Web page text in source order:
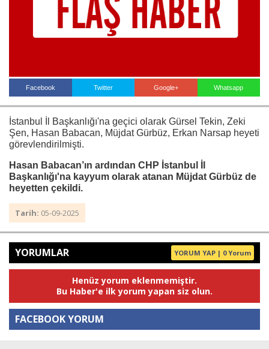
Facebook Twitter Google+ Whatsapp
İstanbul İl Başkanlığı'na geçici olarak Gürsel Tekin, Zeki
Şen, Hasan Babacan, Müjdat Gürbüz, Erkan Narsap heyeti
görevlendirilmişti.
Hasan Babacan’ın ardından CHP İstanbul İl
Başkanlığı'na kayyum olarak atanan Müjdat Gürbüz de
heyetten çekildi.
Tarih: 05-09-2025
YORUMLAR YORUM YAP | 0 Yorum
Henüz yorum eklenmemiştir.
Bu Haber'e ilk yorum yapan siz olun.
FACEBOOK YORUM
KÜNYE
Haberin Doğru Adresi.